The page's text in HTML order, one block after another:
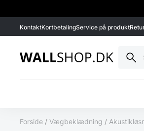
KontaktKortbetalingService på produkt
Forside / Vægbeklædning /